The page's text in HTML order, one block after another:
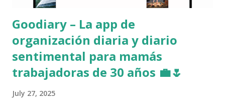
Goodiary – La app de
organización diaria y diario
sentimental para mamás
trabajadoras de 30 años 💼🌷
July 27, 2025